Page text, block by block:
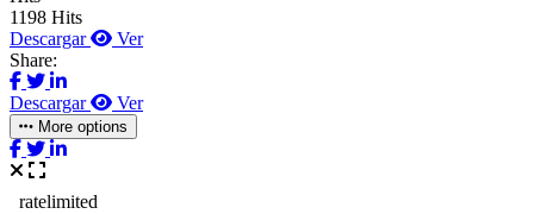
1198 Hits
Descargar
Ver
Share:
Descargar Ver
More options